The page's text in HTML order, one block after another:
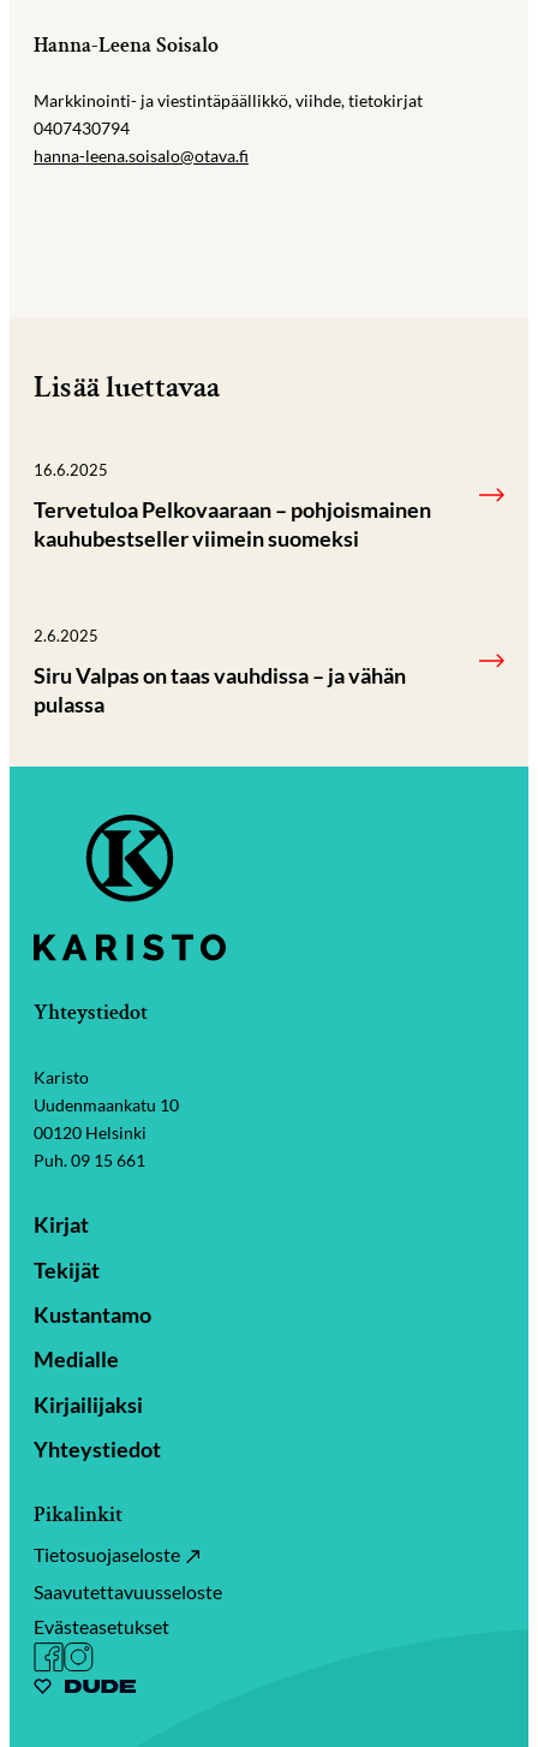
Hanna-Leena Soisalo
Markkinointi- ja viestintäpäällikkö, viihde, tietokirjat
0407430794
hanna-leena.soisalo@otava.fi
Lisää luettavaa
16.6.2025
Tervetuloa Pelkovaaraan – pohjoismainen
kauhubestseller viimein suomeksi
2.6.2025
Siru Valpas on taas vauhdissa – ja vähän
pulassa
Yhteystiedot
Karisto
Uudenmaankatu 10
00120 Helsinki
Puh. 09 15 661
Kirjat
Tekijät
Kustantamo
Medialle
Kirjailijaksi
Yhteystiedot
Pikalinkit
Tietosuojaseloste
Saavutettavuusseloste
Evästeasetukset
Facebook
Instagram